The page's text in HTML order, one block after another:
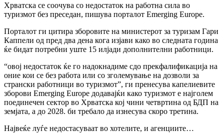
Хрватска се соочува со недостаток на работна сила во
туризмот без преседан, пишува порталот Emerging Europe.
Порталот ги цитира зборовите на министерот за туризам Гари
Каппели од пред два дена кога изјави како во следната година
ќе бидат потребни уште 15 илјади дополнителни работници.
“овој недостаток ќе го надокнадиме сдо прекфалификација на
оние кои се без работа или со зголемување на дозволи за
странски работници во туризмот”, ги пренесува капелиевите
зборови Emerging Europe додавајќи како туризмот е најголем
поединечен сектор во Хрватска кој чини четвртина од БДП на
земјата, а до 2028. би требало да изнесува скоро третина.
Највеќе луѓе недостасуваат во хотелите, и агенциите…